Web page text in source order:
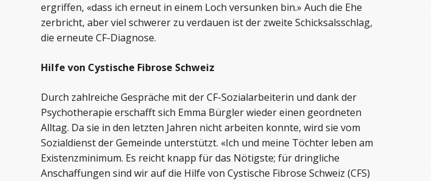
ergriffen, «dass ich erneut in einem Loch versunken bin.» Auch die Ehe
zerbricht, aber viel schwerer zu verdauen ist der zweite Schicksalsschlag,
die erneute CF-Diagnose.
Hilfe von Cystische Fibrose Schweiz
Durch zahlreiche Gespräche mit der CF-Sozialarbeiterin und dank der
Psychotherapie erschafft sich Emma Bürgler wieder einen geordneten
Alltag. Da sie in den letzten Jahren nicht arbeiten konnte, wird sie vom
Sozialdienst der Gemeinde unterstützt. «Ich und meine Töchter leben am
Existenzminimum. Es reicht knapp für das Nötigste; für dringliche
Anschaffungen sind wir auf die Hilfe von Cystische Fibrose Schweiz (CFS)